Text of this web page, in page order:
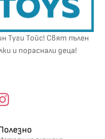
Туги Тойс! Свят пълен
и пораснали деца!